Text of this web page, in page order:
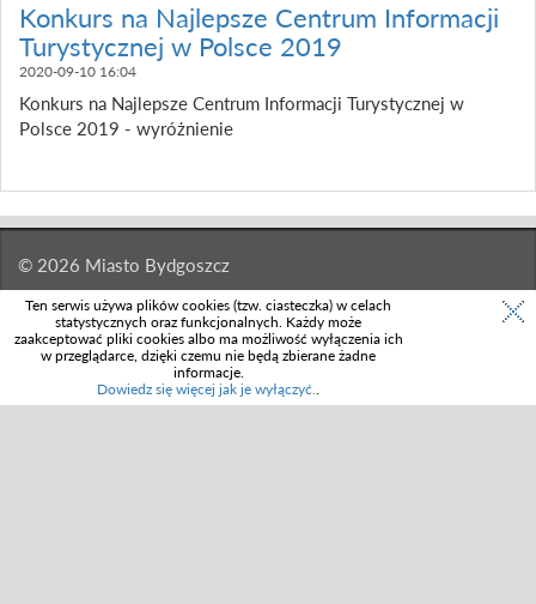
Konkurs na Najlepsze Centrum Informacji
Turystycznej w Polsce 2019
2020-09-10 16:04
Konkurs na Najlepsze Centrum Informacji Turystycznej w
Polsce 2019 - wyróżnienie
© 2026 Miasto Bydgoszcz
Ten serwis używa plików cookies (tzw. ciasteczka) w celach
statystycznych oraz funkcjonalnych. Każdy może
zaakceptować pliki cookies albo ma możliwość wyłączenia ich
w przeglądarce, dzięki czemu nie będą zbierane żadne
informacje.
Dowiedz się więcej jak je wyłączyć..